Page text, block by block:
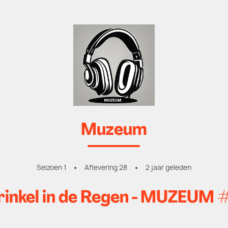
Muzeum
Seizoen 1 Aflevering 28 2 jaar geleden
in de Regen - MUZEUM